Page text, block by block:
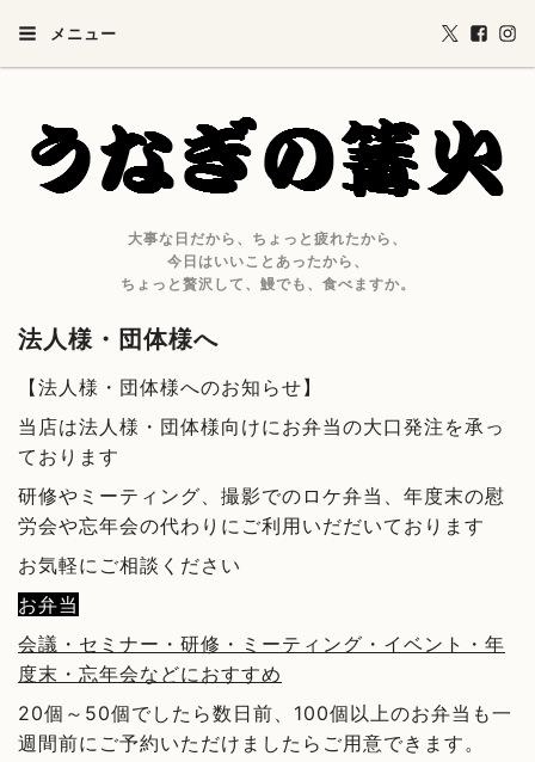
メニュー
大事な日だから、ちょっと疲れたから、
今日はいいことあったから、
ちょっと贅沢して、鰻でも、食べますか。
法人様・団体様へ
【法人様・団体様へのお知らせ】
当店は法人様・団体様向けにお弁当の大口発注を承っ
ております
研修やミーティング、撮影でのロケ弁当、年度末の慰
労会や忘年会の代わりにご利用いだだいております
お気軽にご相談ください
お弁当
会議・セミナー・研修・ミーティング・イベント・年
度末・忘年会などにおすすめ
20個～50個でしたら数日前、100個以上のお弁当も一
週間前にご予約いただけましたらご用意できます。